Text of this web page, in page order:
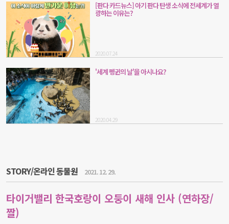
[판다 카드뉴스] 아기 판다 탄생 소식에 전세계가 열
광하는 이유는?
2020.07.24
'세계 펭귄의 날'을 아시나요?
2020.04.29
STORY/온라인 동물원 2021. 12. 29.
타이거밸리 한국호랑이 오둥이 새해 인사 (연하장/
짤)